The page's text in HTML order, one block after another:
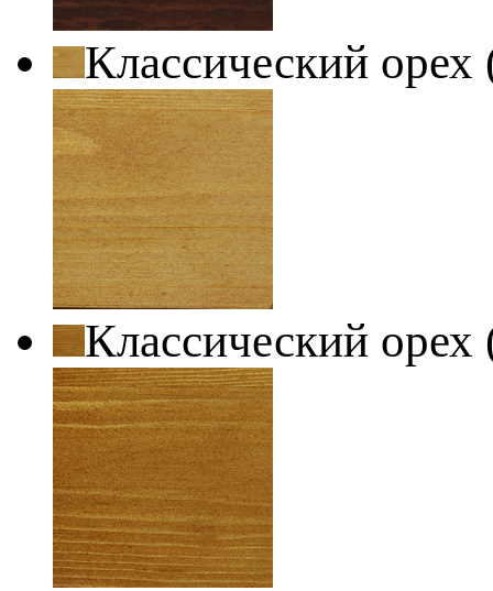
Классический
Классический